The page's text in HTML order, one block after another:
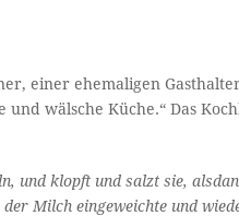
einer ehemaligen
wälsche Küche.“ Das
und klopft und salzt sie,
Milch eingeweichte und